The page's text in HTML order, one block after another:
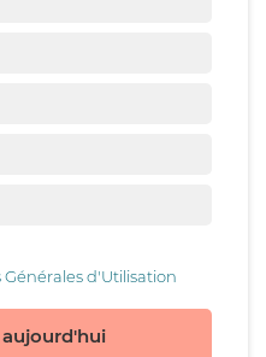
d'Utilisation
aujourd'hui